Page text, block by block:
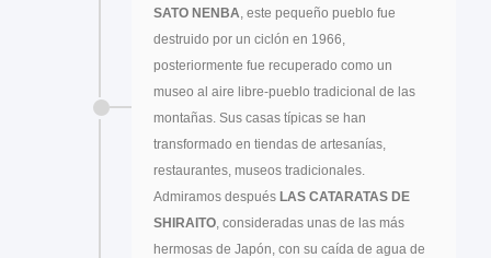
SATO NENBA , este pequeño pueblo fue
destruido por un ciclón en 1966,
posteriormente fue recuperado como un
museo al aire libre-pueblo tradicional de las
montañas. Sus casas típicas se han
transformado en tiendas de artesanías,
restaurantes, museos tradicionales.
Admiramos después LAS CATARATAS DE
SHIRAITO , consideradas unas de las más
hermosas de Japón, con su caída de agua de